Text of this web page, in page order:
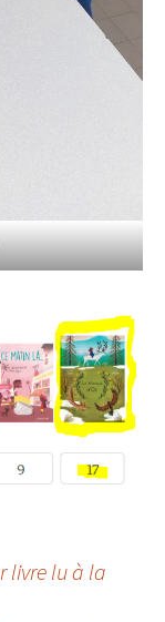
livre lu à la